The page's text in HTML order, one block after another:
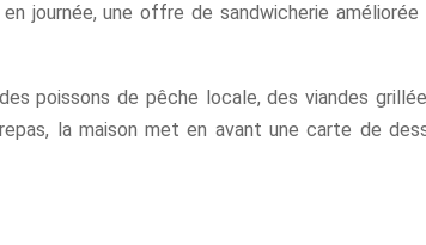
journée, une offre de sandwicherie
poissons de pêche locale, des viandes
la maison met en avant une carte de